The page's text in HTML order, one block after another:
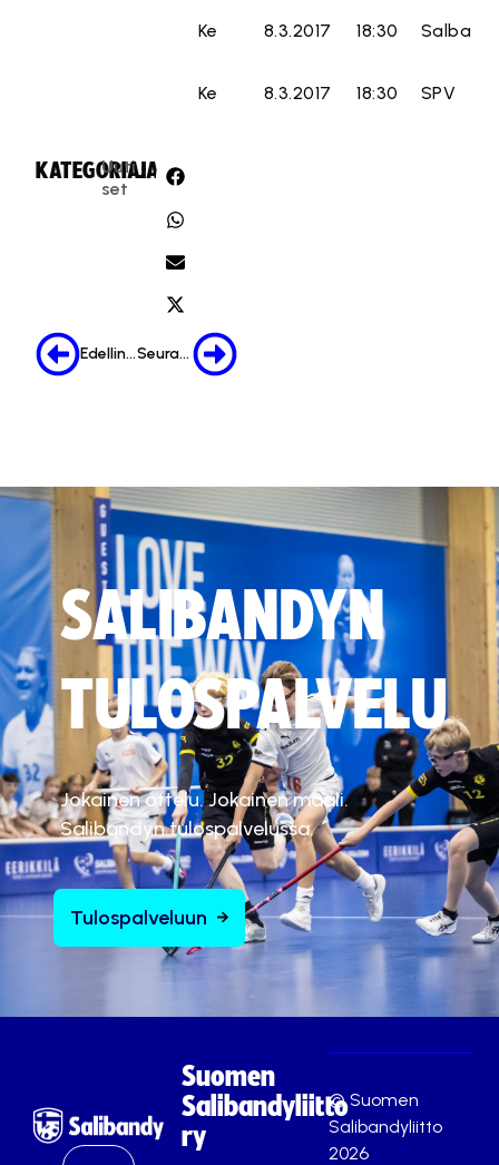
Ke 8.3.2017 18:30 Salba
Ke 8.3.2017 18:30 SPV
KATEGORIA:
Uuti
set
JAA:
Edellinen Seuraava
SALIBANDYN
TULOSPALVELU
Jokainen ottelu. Jokainen maali.
Salibandyn tulospalvelussa.
Tulospalveluun
Suomen
Salibandyliitto
ry
© Suomen
Salibandyliitto
2026